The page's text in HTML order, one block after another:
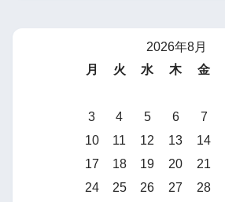
2026年8月
月
火 水 木 金
3
4 5 6 7
10
11 12 13 14
17
18 19 20 21
24
25 26 27 28